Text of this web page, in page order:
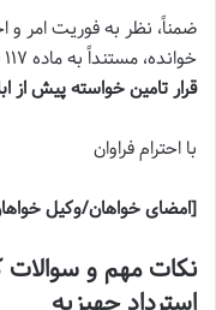
ضمناً، نظر به فوریت امر و
خوانده، مستنداً به ماده ۱۱۷ قانون آیین دادرسی مدنی، درخواست
قرار تامین خواسته پیش از
با احترام فراوان
[امضای خواهان/وکیل
نکات مهم و سوالات